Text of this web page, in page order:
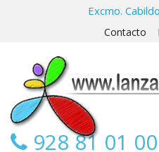
Excmo.
Contacto
928 81 01 00